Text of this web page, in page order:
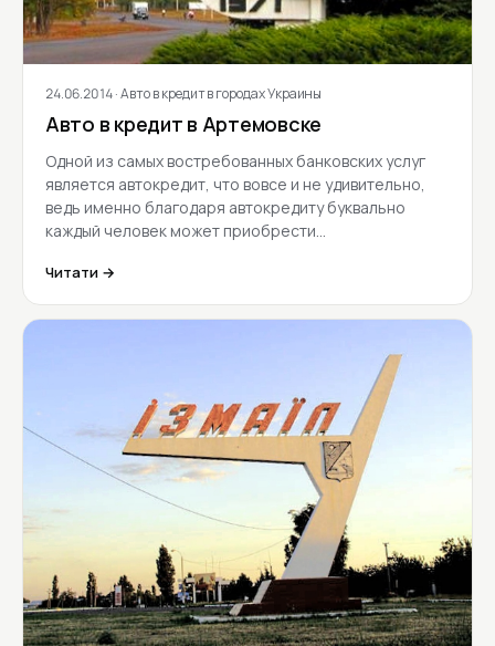
24.06.2014· Авто в кредит в городах Украины
Авто в кредит в Артемовске
Одной из самых востребованных банковских услуг
является автокредит, что вовсе и не удивительно,
ведь именно благодаря автокредиту буквально
каждый человек может приобрести…
Читати →